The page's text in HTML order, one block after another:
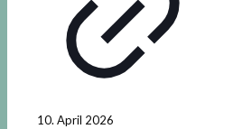
10. April 2026